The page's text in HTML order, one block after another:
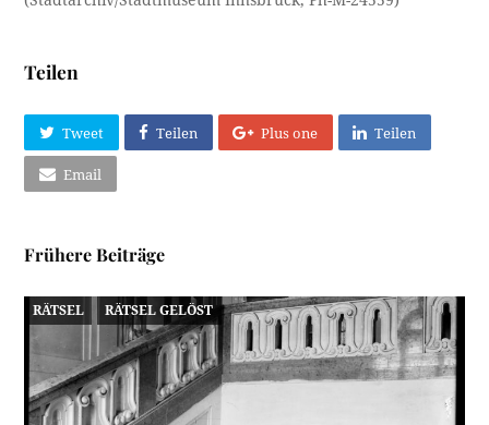
Teilen
Tweet Teilen Plus one Teilen
Email
Frühere Beiträge
RÄTSEL RÄTSEL GELÖST